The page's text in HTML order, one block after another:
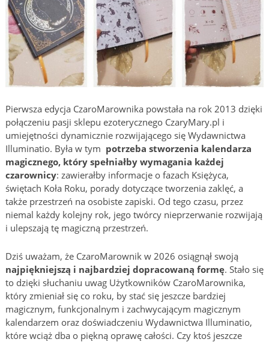
Pierwsza edycja CzaroMarownika powstała na rok 2013 dzięki
połączeniu pasji sklepu ezoterycznego CzaryMary.pl i
umiejętności dynamicznie rozwijającego się Wydawnictwa
Illuminatio. Była w tym potrzeba stworzenia kalendarza
magicznego, który spełniałby wymagania każdej
czarownicy: zawierałby informacje o fazach Księżyca,
świętach Koła Roku, porady dotyczące tworzenia zaklęć, a
także przestrzeń na osobiste zapiski. Od tego czasu, przez
niemal każdy kolejny rok, jego twórcy nieprzerwanie rozwijają
i ulepszają tę magiczną przestrzeń.
Dziś uważam, że CzaroMarownik w 2026 osiągnął swoją
najpiękniejszą i najbardziej dopracowaną formę. Stało się
to dzięki słuchaniu uwag Użytkowników CzaroMarownika,
który zmieniał się co roku, by stać się jeszcze bardziej
magicznym, funkcjonalnym i zachwycającym magicznym
kalendarzem oraz doświadczeniu Wydawnictwa Illuminatio,
które wciąż dba o piękną oprawę całości. Czy ktoś jeszcze